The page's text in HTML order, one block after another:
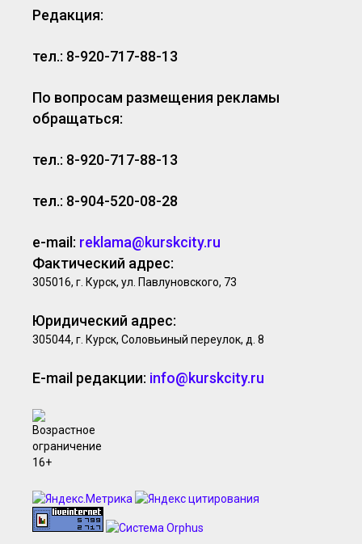
Редакция:
тел.: 8-920-717-88-13
По вопросам размещения рекламы
обращаться:
тел.: 8-920-717-88-13
тел.: 8-904-520-08-28
e-mail: reklama@kurskcity.ru
Фактический адрес:
305016, г. Курск, ул. Павлуновского, 73
Юридический адрес:
305044, г. Курск, Соловьиный переулок, д. 8
E-mail редакции: info@kurskcity.ru